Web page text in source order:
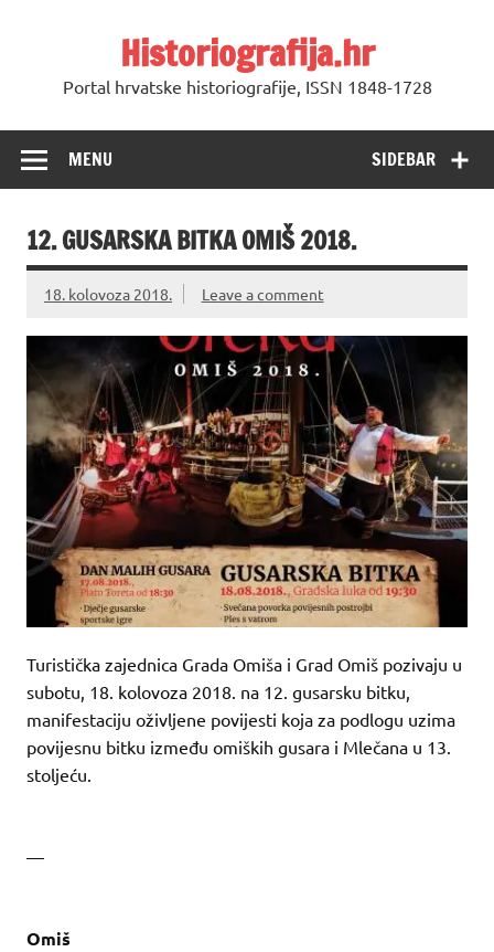
Historiografija.hr
Portal hrvatske historiografije, ISSN 1848-1728
SIDEBAR
MENU
12. GUSARSKA BITKA OMIŠ 2018.
18. kolovoza 2018. Leave a comment
Turistička zajednica Grada Omiša i Grad Omiš pozivaju u
subotu, 18. kolovoza 2018. na 12. gusarsku bitku,
manifestaciju oživljene povijesti koja za podlogu uzima
povijesnu bitku između omiških gusara i Mlečana u 13.
stoljeću.
—
Omiš